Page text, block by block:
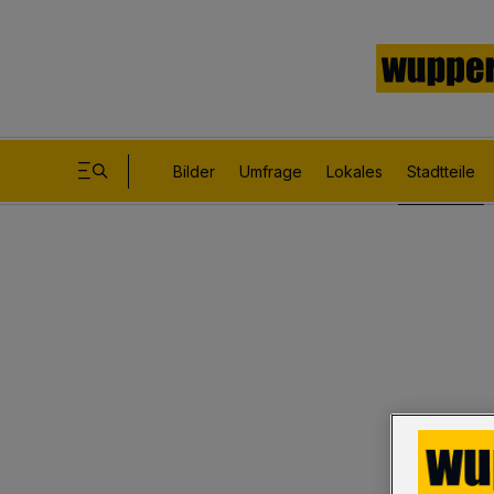
Bilder Umfrage Lokales Stadtteile